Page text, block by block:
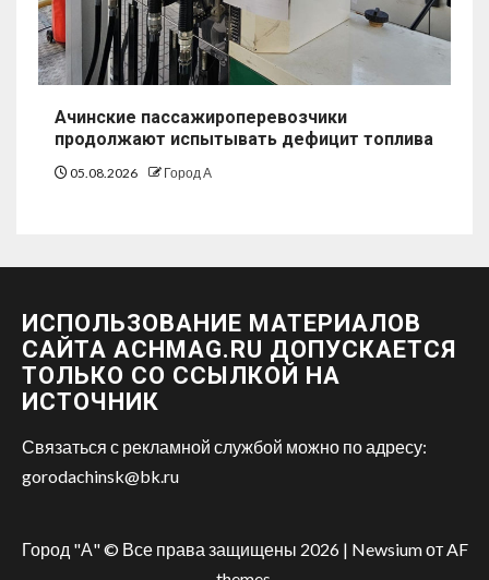
Ачинские пассажироперевозчики
продолжают испытывать дефицит топлива
05.08.2026 Город А
ИСПОЛЬЗОВАНИЕ МАТЕРИАЛОВ
САЙТА ACHMAG.RU ДОПУСКАЕТСЯ
ТОЛЬКО СО ССЫЛКОЙ НА
ИСТОЧНИК
Связаться с рекламной службой можно по адресу:
gorodachinsk@bk.ru
Город "А" © Все права защищены 2026 | Newsiumот AF